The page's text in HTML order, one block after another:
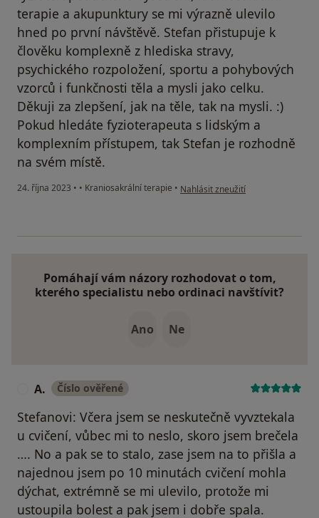
terapie a akupunktury se mi výrazně ulevilo
hned po první návštěvě. Stefan přistupuje k
člověku komplexně z hlediska stravy,
psychického rozpoložení, sportu a pohybových
vzorců i funkčnosti těla a mysli jako celku.
Děkuji za zlepšení, jak na těle, tak na mysli. :)
Pokud hledáte fyzioterapeuta s lidským a
komplexním přístupem, tak Stefan je rozhodně
na svém místě.
24. října 2023 • • Kraniosakrální terapie • podle názoru uživatele Tereza
Nahlásit zneužití
Pomáhají vám názory rozhodovat o tom,
kterého specialistu nebo ordinaci navštívit?
Ano Ne
A. Číslo ověřené
Stefanovi: Včera jsem se neskutečně vyvztekala
u cvičení, vůbec mi to neslo, skoro jsem brečela
…. No a pak se to stalo, zase jsem na to přišla a
najednou jsem po 10 minutách cvičení mohla
dýchat, extrémně se mi ulevilo, protože mi
ustoupila bolest a pak jsem i dobře spala.